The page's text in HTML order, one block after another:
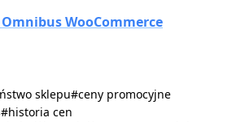
WooCommerce
sklepu#ceny promocyjne
#historia cen